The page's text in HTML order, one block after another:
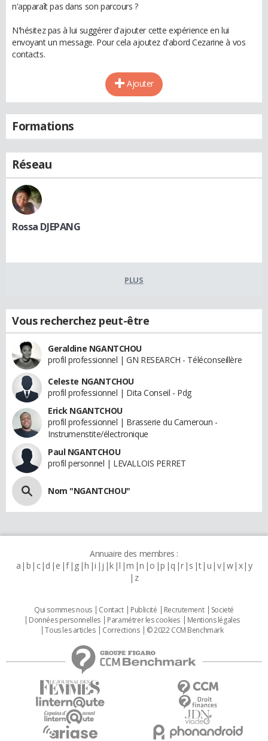
n'apparaît pas dans son parcours ?
N'hésitez pas à lui suggérer d'ajouter cette expérience en lui
envoyant un message. Pour cela ajoutez d'abord Cezarine à vos
contacts.
Ajouter
Formations
Réseau
Rossa DJEPANG
PLUS
Vous recherchez peut-être
Geraldine NGANTCHOU
profil professionnel | GN RESEARCH - Téléconseillère
Celeste NGANTCHOU
profil professionnel | Dita Conseil - Pdg
Erick NGANTCHOU
profil professionnel | Brasserie du Cameroun -
Instrumenstite/électronique
Paul NGANTCHOU
profil personnel | LEVALLOIS PERRET
Nom "NGANTCHOU"
Annuaire des membres :
a b c d e f g h i j k l m n o p q r s t u v w x y
z
Qui sommes nous Contact Publicité Recrutement
Societé
Données personnelles
Paramétrer les cookies
Mentions légales
Tous les articles
Corrections © 2022 CCM Benchmark